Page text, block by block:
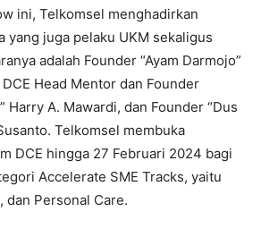
ini, Telkomsel menghadirkan
yang juga pelaku UKM sekaligus
adalah Founder “Ayam Darmojo”
Head Mentor dan Founder
Harry A. Mawardi, dan Founder “Dus
Telkomsel membuka
DCE hingga 27 Februari 2024 bagi
Accelerate SME Tracks, yaitu
dan Personal Care.